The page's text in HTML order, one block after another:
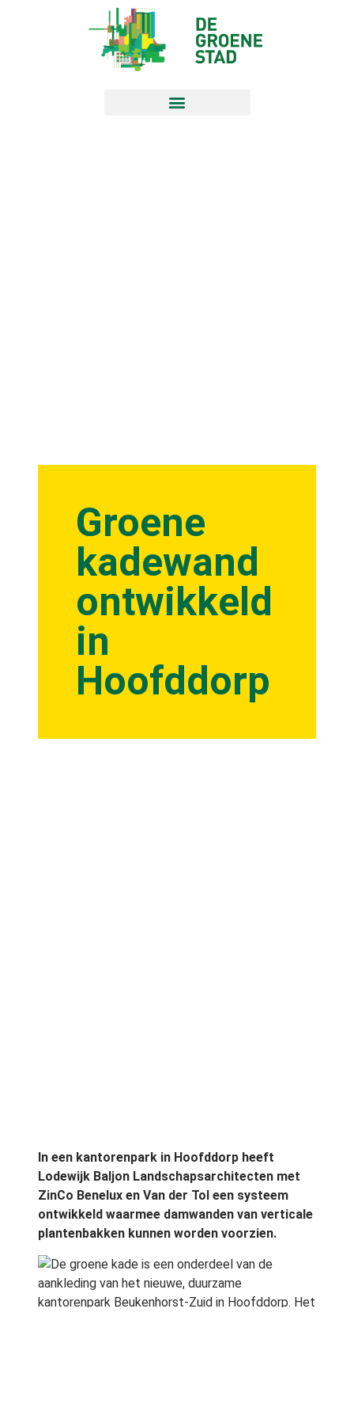
Groene
kadewand
ontwikkeld
in
Hoofddorp
In een kantorenpark in Hoofddorp heeft
Lodewijk Baljon Landschapsarchitecten met
ZinCo Benelux en Van der Tol een systeem
ontwikkeld waarmee damwanden van verticale
plantenbakken kunnen worden voorzien.
De groene kade is een onderdeel van de
aankleding van het nieuwe, duurzame
kantorenpark Beukenhorst-Zuid in Hoofddorp. Het